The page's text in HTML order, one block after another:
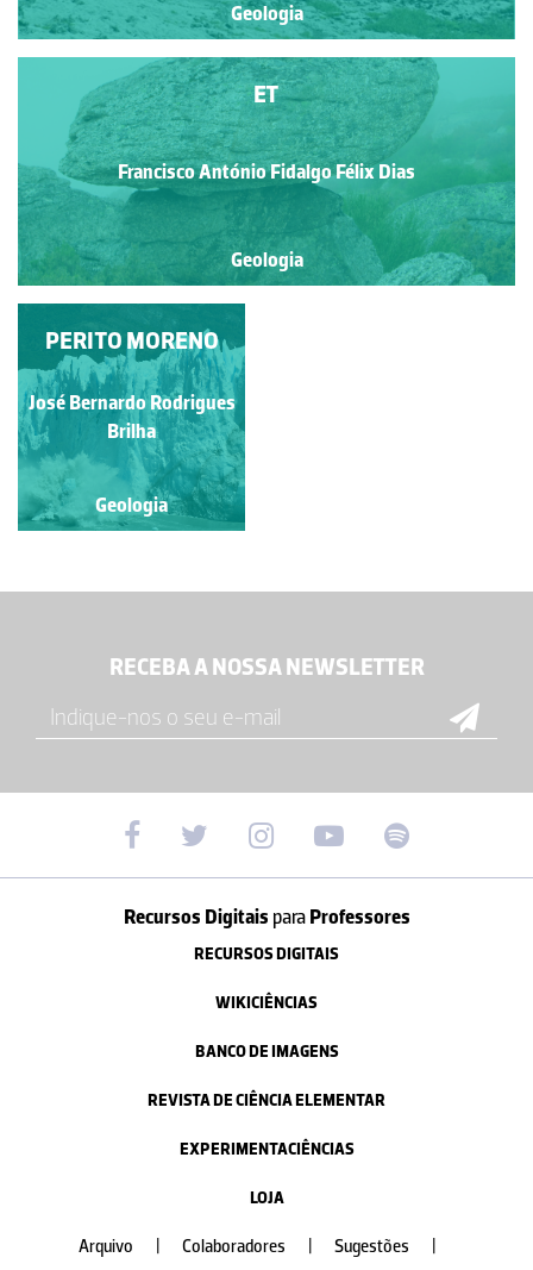
Geologia
ET
Francisco António Fidalgo Félix Dias
Geologia
PERITO MORENO
José Bernardo Rodrigues
Brilha
Geologia
RECEBA A NOSSA NEWSLETTER
Recursos Digitais paraProfessores
RECURSOS DIGITAIS
WIKICIÊNCIAS
BANCO DE IMAGENS
REVISTA DE CIÊNCIA ELEMENTAR
EXPERIMENTACIÊNCIAS
LOJA
Arquivo Colaboradores Sugestões